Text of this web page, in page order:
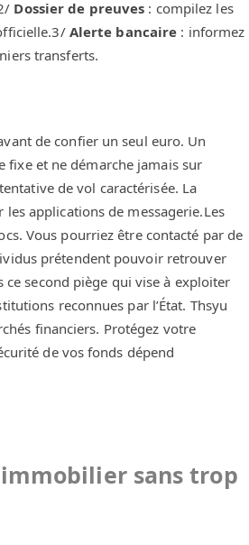
Dossier de preuves : compilez les
Alerte bancaire : informez
transferts.
de confier un seul euro. Un
et ne démarche jamais sur
de vol caractérisée. La
applications de messagerie.Les
Vous pourriez être contacté par de
prétendent pouvoir retrouver
ce second piège qui vise à exploiter
reconnues par l’État. Thsyu
financiers. Protégez votre
de vos fonds dépend
sans trop